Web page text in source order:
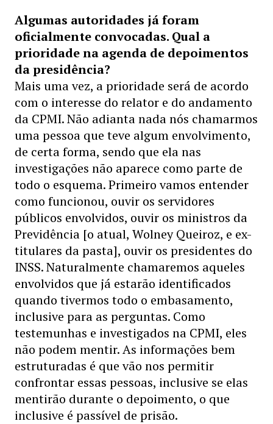
Algumas autoridades já foram
oficialmente convocadas. Qual a
prioridade na agenda de depoimentos
da presidência?
Mais uma vez, a prioridade será de acordo
com o interesse do relator e do andamento
da CPMI. Não adianta nada nós chamarmos
uma pessoa que teve algum envolvimento,
de certa forma, sendo que ela nas
investigações não aparece como parte de
todo o esquema. Primeiro vamos entender
como funcionou, ouvir os servidores
públicos envolvidos, ouvir os ministros da
Previdência [o atual, Wolney Queiroz, e ex-
titulares da pasta], ouvir os presidentes do
INSS. Naturalmente chamaremos aqueles
envolvidos que já estarão identificados
quando tivermos todo o embasamento,
inclusive para as perguntas. Como
testemunhas e investigados na CPMI, eles
não podem mentir. As informações bem
estruturadas é que vão nos permitir
confrontar essas pessoas, inclusive se elas
mentirão durante o depoimento, o que
inclusive é passível de prisão.